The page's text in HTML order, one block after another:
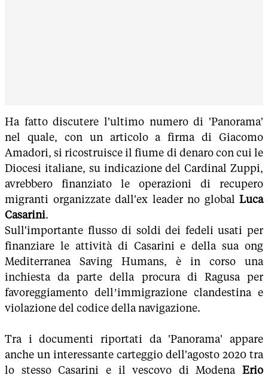
Ha fatto discutere l'ultimo numero di 'Panorama'
nel quale, con un articolo a firma di Giacomo
Amadori, si ricostruisce il fiume di denaro con cui le
Diocesi italiane, su indicazione del Cardinal Zuppi,
avrebbero finanziato le operazioni di recupero
migranti organizzate dall'ex leader no global Luca
Casarini.
Sull'importante flusso di soldi dei fedeli usati per
finanziare le attività di Casarini e della sua ong
Mediterranea Saving Humans, è in corso una
inchiesta da parte della procura di Ragusa per
favoreggiamento dell’immigrazione clandestina e
violazione del codice della navigazione.
Tra i documenti riportati da 'Panorama' appare
anche un interessante carteggio dell'agosto 2020 tra
lo stesso Casarini e il vescovo di Modena Erio